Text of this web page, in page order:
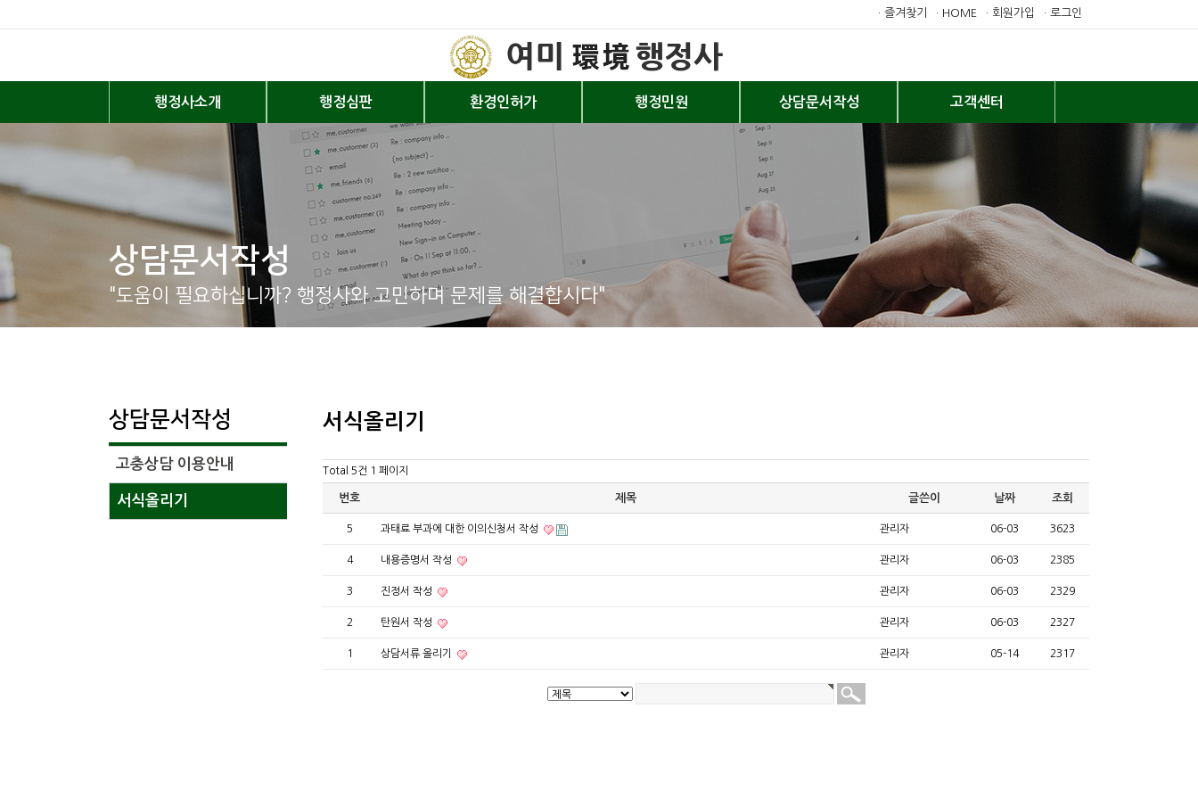
· 로그인
· 회원가입
· HOME
· 즐겨찾기
행정사소개 행정심판 환경인허가 행정민원 상담문서작성 고객센터
상담문서작성
"도움이 필요하십니까? 행정사와 고민하며 문제를 해결합시다"
상담문서작성
고충상담 이용안내
서식올리기
서식올리기
Total 5건 1 페이지
번호 제목 글쓴이 날짜 조회
5 과태료 부과에 대한 이의신청서 작성 관리자 06-03 3623
4 내용증명서 작성 관리자 06-03 2385
3 진정서 작성 관리자 06-03 2329
2 탄원서 작성 관리자 06-03 2327
1 상담서류 올리기 관리자 05-14 2317